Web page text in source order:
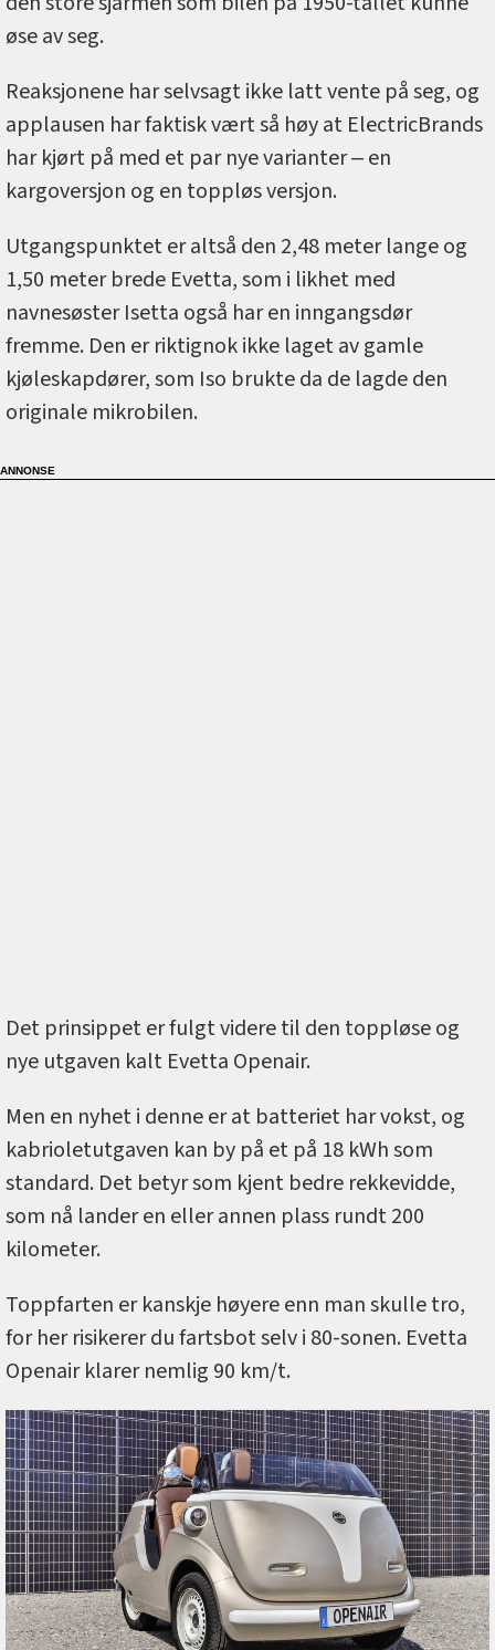
øse av seg.
Reaksjonene har selvsagt ikke latt vente på seg, og
applausen har faktisk vært så høy at ElectricBrands
har kjørt på med et par nye varianter ‒ en
kargoversjon og en toppløs versjon.
Utgangspunktet er altså den 2,48 meter lange og
1,50 meter brede Evetta, som i likhet med
navnesøster Isetta også har en inngangsdør
fremme. Den er riktignok ikke laget av gamle
kjøleskapdører, som Iso brukte da de lagde den
originale mikrobilen.
Det prinsippet er fulgt videre til den toppløse og
nye utgaven kalt Evetta Openair.
Men en nyhet i denne er at batteriet har vokst, og
kabrioletutgaven kan by på et på 18 kWh som
standard. Det betyr som kjent bedre rekkevidde,
som nå lander en eller annen plass rundt 200
kilometer.
Toppfarten er kanskje høyere enn man skulle tro,
for her risikerer du fartsbot selv i 80-sonen. Evetta
Openair klarer nemlig 90 km/t.